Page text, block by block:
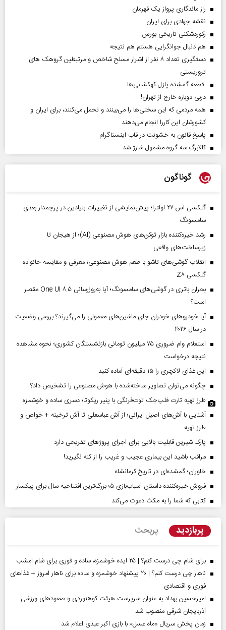
راز ماندگاری پرواز یک قهرمان
نقشه جهادی برای ایران
رکوردشکنی تاریخی بورس
هم دنبال جوانگرایی هستم هم نتیجه
دستگیری تعداد ۸ نفر از اشرار مسلح شاخص و مرتبطین گروهک های
تروریستی
قطعه گمشده پازل کهکشانی‌ها
دربی دوباره خارج از تهران!
همه مردمی که این سختی‌ها را می‌بینند و تحمل می‌کنند، برای ایران و
کشورشان این کاررا انجام می‌دهند
پاسخ قانون به خشونت در قاب اینستاگرام
کالابرگ سه گروه مشمول شارژ شد
گوناگون
گلکسی اس ۲۷ اولترا؛ پیش‌نمایشی از تغییرات بنیادین در پرچمدار بعدی
سامسونگ
رشد خیره‌کننده بازار توکن‌های هوش مصنوعی (AI)؛ از هیجان تا
زیرساخت‌های واقعی
انقلاب گوشی‌های تاشو‌ با طعم هوش مصنوعی؛ معرفی و مقایسه خانواده
گلکسی Z۸
بحران باتری در گوشی‌های سامسونگ؛ آیا به‌روزرسانی One UI ۸.۵ مقصر
است؟
آیا خودروهای خودران جای ماشین‌های معمولی را می‌گیرند؟ بررسی وضعیت
در سال ۲۰۲۶
استعلام وام ضروری ۷۵ میلیون تومانی بازنشستگان کشوری؛ نحوه مشاهده
نتیجه درخواست
این غذای لاکچری را ۱۵ دقیقه‌ای آماده کنید
چگونه می‌توان تصاویر ساخته‌شده با هوش مصنوعی را تشخیص داد؟
طرز تهیه تارت فلپ‌جک توت‌فرنگی با پنیر ریکوتا؛ دسری ساده و خوشمزه
آشنایی با آش‌های اصیل ایرانی؛ از آش عباسعلی تا آش ترخینه + خواص و
طرز تهیه
پارک شیرین قابلیت‌ بالایی برای اجرای پروژهای تفریحی دارد
مراقب باشید این بیماری عجیب و غریب را از کنه نگیرید!
خاوران؛ گمشده‌ای در تاریخ کرمانشاه
فروش خیره‌کننده داستان اسباب‌بازی ۵؛ بزرگ‌ترین افتتاحیه سال برای پیکسار
کتابی که شما را به مکث دعوت می‌کند
پربازدید پربحث
برای شام چی درست کنم؟ | ۲۵ ایده خوشمزه، ساده و فوری برای شام امشب
ناهار چی درست کنم؟ | ۲۰ پیشنهاد خوشمزه و ساده برای ناهار امروز + غذاهای
فوری و اقتصادی
امیرحسین بهداد به عنوان سرپرست هیئت کوهنوردی و صعودهای ورزشی
آذربایجان شرقی منصوب شد
زمان پخش سریال «ماه عسل» با بازی اکبر عبدی اعلام شد